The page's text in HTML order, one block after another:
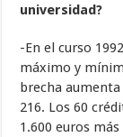
universidad?
-En el curso
máximo y
brecha
216. Los 60
1.600 euros